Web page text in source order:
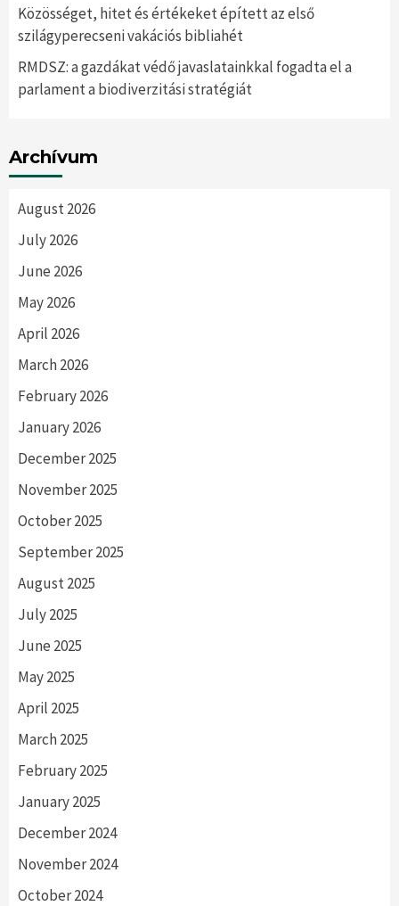
Közösséget, hitet és értékeket épített az első
szilágyperecseni vakációs bibliahét
RMDSZ: a gazdákat védő javaslatainkkal fogadta el a
parlament a biodiverzitási stratégiát
Archívum
August 2026
July 2026
June 2026
May 2026
April 2026
March 2026
February 2026
January 2026
December 2025
November 2025
October 2025
September 2025
August 2025
July 2025
June 2025
May 2025
April 2025
March 2025
February 2025
January 2025
December 2024
November 2024
October 2024